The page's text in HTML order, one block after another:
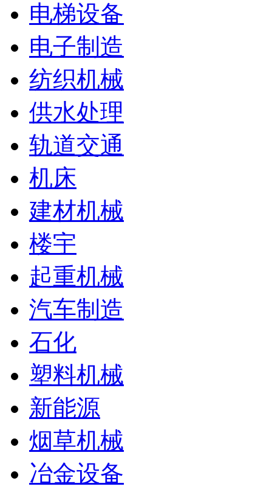
电梯设备
电子制造
纺织机械
供水处理
轨道交通
机床
建材机械
楼宇
起重机械
汽车制造
石化
塑料机械
新能源
烟草机械
冶金设备